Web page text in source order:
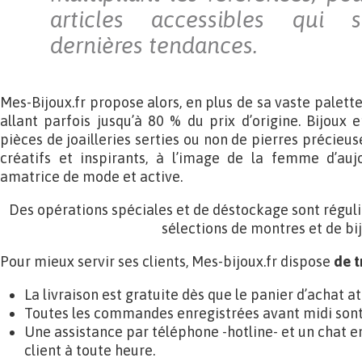
articles accessibles qui
dernières tendances.
Mes-Bijoux.fr propose alors, en plus de sa vaste
allant parfois jusqu’à 80 % du prix d’origine. Bijoux
pièces de joailleries serties ou non de pierres
créatifs et inspirants, à l’image de la femme
amatrice de mode et active.
Des opérations spéciales et de déstockage sont
sélections de montres et de
Pour mieux servir ses clients, Mes-bijoux.fr dispose de
La livraison est gratuite dès que le panier d’achat
Toutes les commandes enregistrées avant midi
Une assistance par téléphone -hotline- et un chat
client à toute heure.